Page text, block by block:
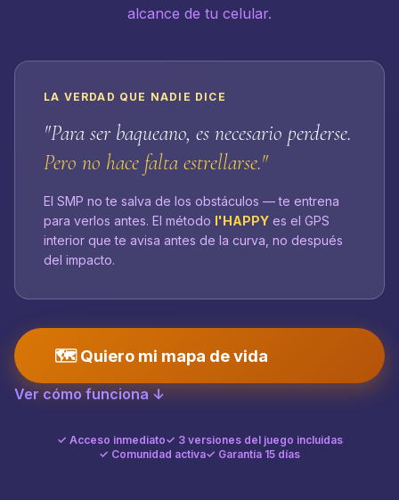
alcance de tu celular.
LA VERDAD QUE NADIE DICE
"Para ser baqueano, es necesario perderse.
Pero no hace falta estrellarse."
El SMP no te salva de los obstáculos — te entrena
para verlos antes. El método I'HAPPY es el GPS
interior que te avisa antes de la curva, no después
del impacto.
🗺️ Quiero mi mapa de vida
Ver cómo funciona ↓
✓ Acceso inmediato✓ 3 versiones del juego incluidas
✓ Comunidad activa✓ Garantía 15 días